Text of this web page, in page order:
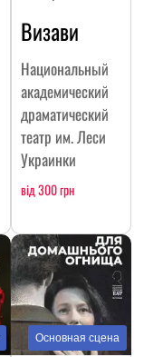
Визави
Национальный
академический
драматический
театр им. Леси
Украинки
від 300 грн
Основная сцена